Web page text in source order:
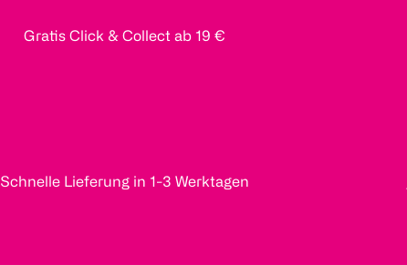
Gratis Click & Collect ab 19 €
Schnelle Lieferung in 1-3 Werktagen